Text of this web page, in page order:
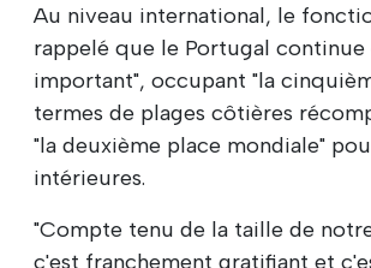
Au niveau international, le
rappelé que le Portugal continue
important", occupant "la
termes de plages côtières
"la deuxième place mondiale"
intérieures.
"Compte tenu de la taille de
c'est franchement gratifiant et